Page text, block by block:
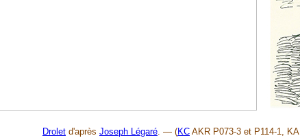
Drolet d'après Joseph Légaré. — (KC AKR P073-3 et P114-1, KA